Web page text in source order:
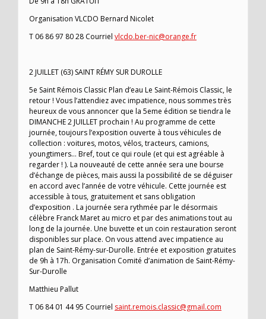
Organisation VLCDO Bernard Nicolet
T 06 86 97 80 28 Courriel vlcdo.ber-nic@orange.fr
2 JUILLET (63) SAINT RÉMY SUR DUROLLE
5e Saint Rémois Classic Plan d’eau Le Saint-Rémois Classic, le
retour ! Vous l’attendiez avec impatience, nous sommes très
heureux de vous annoncer que la 5eme édition se tiendra le
DIMANCHE 2 JUILLET prochain ! Au programme de cette
journée, toujours l’exposition ouverte à tous véhicules de
collection : voitures, motos, vélos, tracteurs, camions,
youngtimers… Bref, tout ce qui roule (et qui est agréable à
regarder ! ). La nouveauté de cette année sera une bourse
d’échange de pièces, mais aussi la possibilité de se déguiser
en accord avec l’année de votre véhicule. Cette journée est
accessible à tous, gratuitement et sans obligation
d’exposition . La journée sera rythmée par le désormais
célèbre Franck Maret au micro et par des animations tout au
long de la journée. Une buvette et un coin restauration seront
disponibles sur place. On vous attend avec impatience au
plan de Saint-Rémy-sur-Durolle. Entrée et exposition gratuites
de 9h à 17h. Organisation Comité d’animation de Saint-Rémy-
Sur-Durolle
Matthieu Pallut
T 06 84 01 44 95 Courriel saint.remois.classic@gmail.com